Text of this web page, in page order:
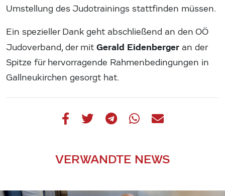
Umstellung des Judotrainings stattfinden müssen.
Ein spezieller Dank geht abschließend an den OÖ
Judoverband, der mit Gerald Eidenberger an der
Spitze für hervorragende Rahmenbedingungen in
Gallneukirchen gesorgt hat.
VERWANDTE NEWS